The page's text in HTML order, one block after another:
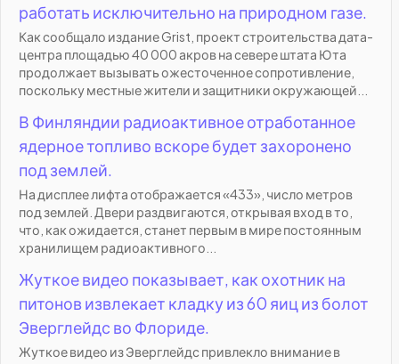
работать исключительно на природном газе.
Как сообщало издание Grist, проект строительства дата-
центра площадью 40 000 акров на севере штата Юта
продолжает вызывать ожесточенное сопротивление,
поскольку местные жители и защитники окружающей...
В Финляндии радиоактивное отработанное
ядерное топливо вскоре будет захоронено
под землей.
На дисплее лифта отображается «433», число метров
под землей. Двери раздвигаются, открывая вход в то,
что, как ожидается, станет первым в мире постоянным
хранилищем радиоактивного...
Жуткое видео показывает, как охотник на
питонов извлекает кладку из 60 яиц из болот
Эверглейдс во Флориде.
Жуткое видео из Эверглейдс привлекло внимание в